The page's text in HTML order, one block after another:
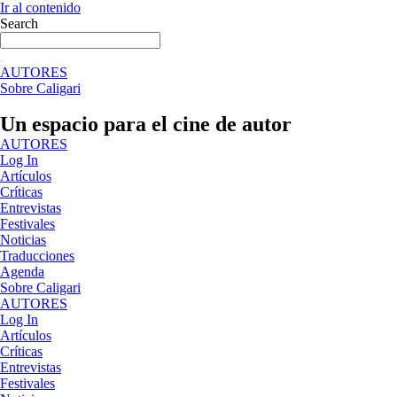
Ir al contenido
Search
AUTORES
Sobre Caligari
Un espacio para el cine de autor
AUTORES
Log In
Artículos
Críticas
Entrevistas
Festivales
Noticias
Traducciones
Agenda
Sobre Caligari
AUTORES
Log In
Artículos
Críticas
Entrevistas
Festivales